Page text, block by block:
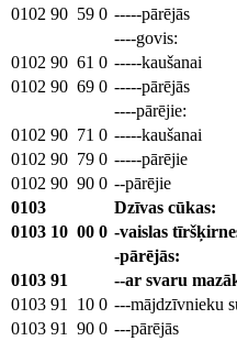
0102 90 59 0 -----pārējās
----govis:
0102 90 61 0 -----kaušanai
0102 90 69 0 -----pārējās
----pārējie:
0102 90 71 0 -----kaušanai
0102 90 79 0 -----pārējie
0102 90 90 0 --pārējie
0103
Dzīvas cūkas:
0103 10 00 0 -vaislas
-pārējās:
0103 91
--ar svaru
0103 91 10 0 ---mājdzīvnieku
0103 91 90 0 ---pārējās